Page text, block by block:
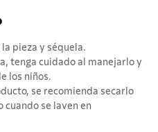
pieza y séquela.
tenga cuidado al manejarlo y
los niños.
se recomienda secarlo
cuando se laven en